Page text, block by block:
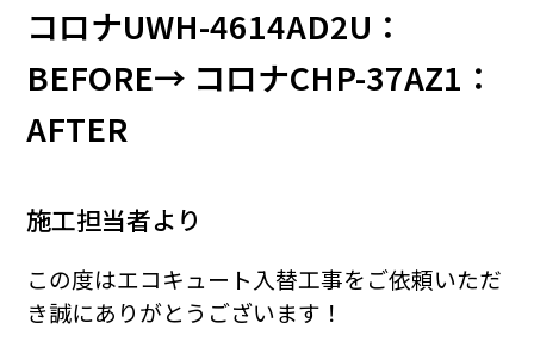
コロナUWH-4614AD2U：
BEFORE→ コロナCHP-37AZ1：
AFTER
施工担当者より
この度はエコキュート入替工事をご依頼いただ
き誠にありがとうございます！